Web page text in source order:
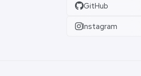
GitHub
Instagram